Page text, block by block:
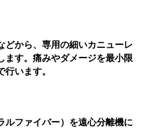
どから、専用の細いカニューレ
ます。痛みやダメージを最小限
います。
ルファイバー）を遠心分離機に